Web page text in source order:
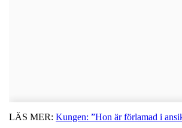
LÄS MER: Kungen: ”Hon är förlamad i